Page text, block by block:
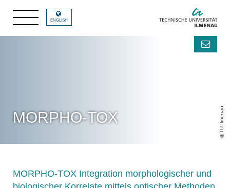
TU-Ilmenau
ENGLISH
MORPHO-TOX
MORPHO-TOX Integration morphologischer und